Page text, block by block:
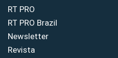
RT PRO
RT PRO Brazil
Newsletter
Revista